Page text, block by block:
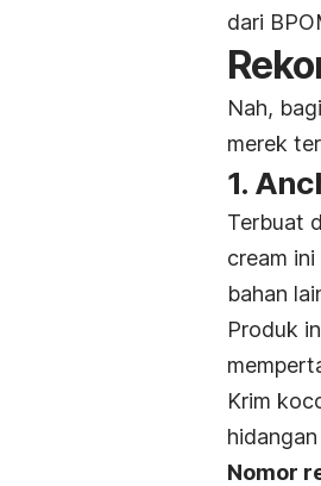
dari
Nah,
merek
1.
Terbuat
cream
bahan
Produk
Krim
Nomor